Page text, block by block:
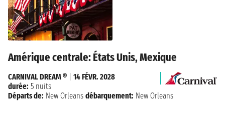
Amérique centrale: États Unis, Mexique
CARNIVAL DREAM ®
14 FÉVR. 2028
durée: 5 nuits
Départs de: New Orleans débarquement: New Orleans